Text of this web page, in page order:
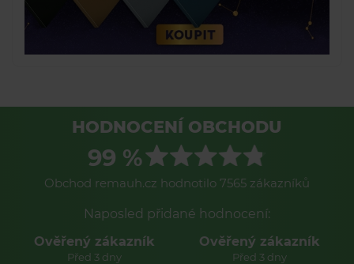
HODNOCENÍ OBCHODU
99 %
Obchod remauh.cz hodnotilo 7565 zákazníků
Naposled přidané hodnocení:
Ověřený zákazník
Před 3 dny
Ověřený zákazník
Před 3 dny